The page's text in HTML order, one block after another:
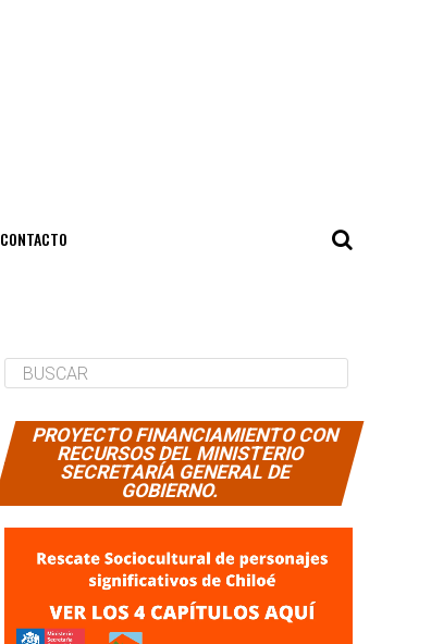
CONTACTO
PROYECTO FINANCIAMIENTO CON
RECURSOS DEL MINISTERIO
SECRETARÍA GENERAL DE
GOBIERNO.